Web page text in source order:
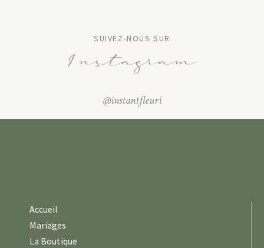
SUIVEZ-NOUS SUR
Instagram
@instantfleuri
Accueil
Mariages
La Boutique